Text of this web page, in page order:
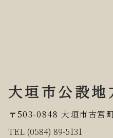
大垣市公設地
〒503-0848 大垣市古宮
TEL (0584) 89-5131